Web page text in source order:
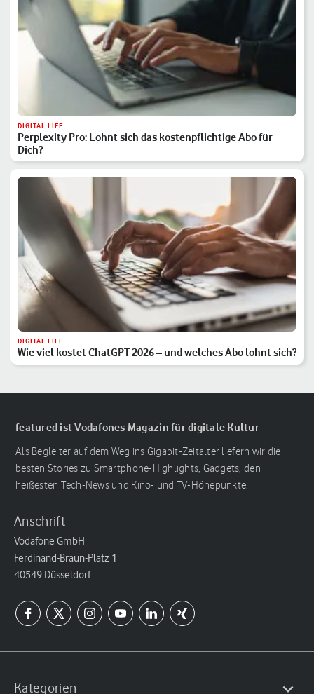
DIGITAL LIFE
Perplexity Pro: Lohnt sich das kostenpflichtige Abo für
Dich?
DIGITAL LIFE
Wie viel kostet ChatGPT 2026 – und welches Abo lohnt sich?
featured ist Vodafones Magazin für digitale Kultur
Als Begleiter auf dem Weg ins Gigabit-Zeitalter liefern wir die
besten Stories zu Smartphone-Highlights, Gadgets, den
heißesten Tech-News und Kino- und TV-Höhepunkte.
Anschrift
Vodafone GmbH
Ferdinand-Braun-Platz 1
40549 Düsseldorf
Kategorien